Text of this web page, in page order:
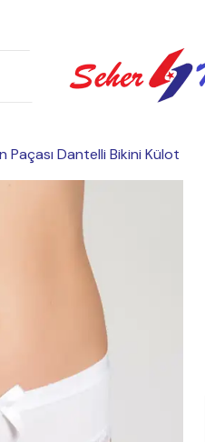
Paçası Dantelli Bikini Külot